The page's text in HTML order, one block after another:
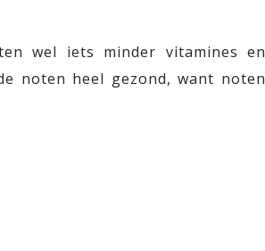
wel iets minder vitamines en
noten heel gezond, want noten